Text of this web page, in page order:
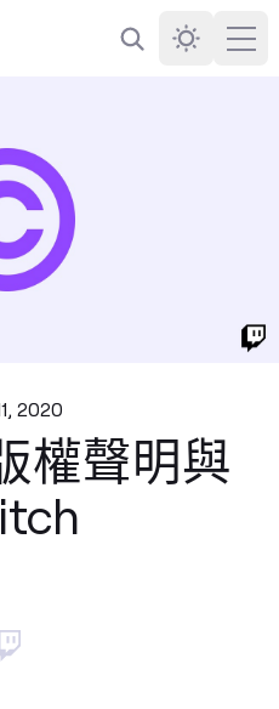
搜尋
Darkmode
2020
權聲明與